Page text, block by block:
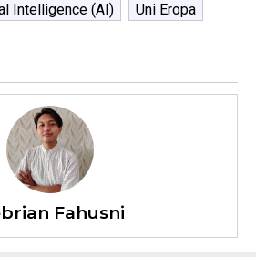
Intelligence (AI) Uni Eropa
Fahusni